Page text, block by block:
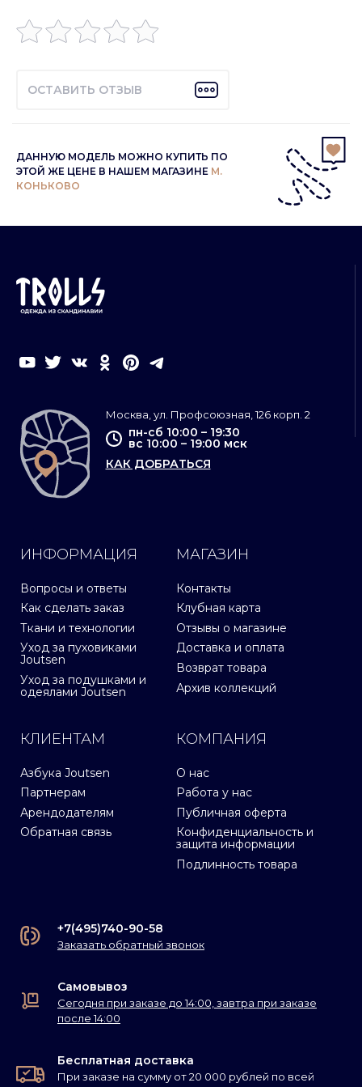
ОСТАВИТЬ ОТЗЫВ
ДАННУЮ МОДЕЛЬ МОЖНО КУПИТЬ ПО
ЭТОЙ ЖЕ ЦЕНЕ В НАШЕМ МАГАЗИНЕ М.
КОНЬКОВО
ИНФОРМАЦИЯ
Вопросы и ответы
Как сделать заказ
Ткани и технологии
Уход за пуховиками
Joutsen
Уход за подушками и
одеялами Joutsen
МАГАЗИН
Контакты
Клубная карта
Отзывы о магазине
Доставка и оплата
Возврат товара
Архив коллекций
КЛИЕНТАМ
Азбука Joutsen
Партнерам
Арендодателям
Обратная связь
КОМПАНИЯ
О нас
Работа у нас
Публичная оферта
Конфиденциальность и
защита информации
Подлинность товара
Москва, ул. Профсоюзная, 126 корп. 2
пн-сб 10:00 – 19:30
вс 10:00 – 19:00 мск
КАК ДОБРАТЬСЯ
+7(495)740-90-58
Заказать обратный звонок
Самовывоз
Сегодня при заказе до 14:00, завтра при заказе
после 14:00
Бесплатная доставка
При заказе на сумму от 20 000 рублей по всей